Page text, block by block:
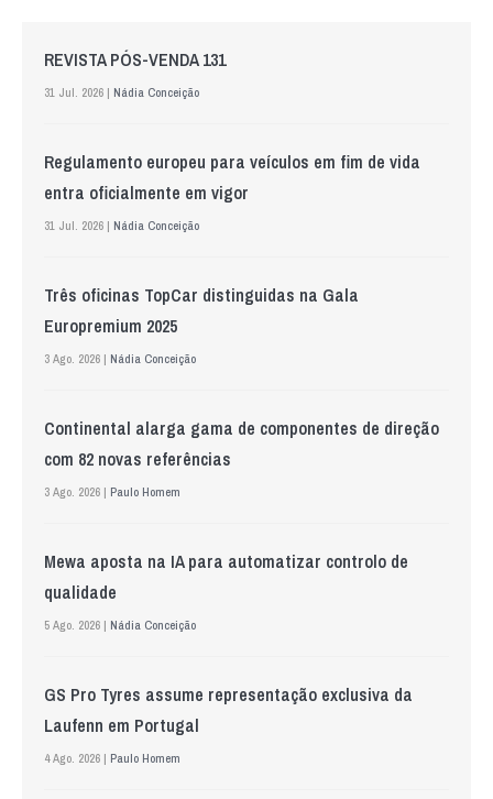
REVISTA PÓS-VENDA 131
31 Jul. 2026 | Nádia Conceição
Regulamento europeu para veículos em fim de vida
entra oficialmente em vigor
31 Jul. 2026 | Nádia Conceição
Três oficinas TopCar distinguidas na Gala
Europremium 2025
3 Ago. 2026 | Nádia Conceição
Continental alarga gama de componentes de direção
com 82 novas referências
3 Ago. 2026 | Paulo Homem
Mewa aposta na IA para automatizar controlo de
qualidade
5 Ago. 2026 | Nádia Conceição
GS Pro Tyres assume representação exclusiva da
Laufenn em Portugal
4 Ago. 2026 | Paulo Homem